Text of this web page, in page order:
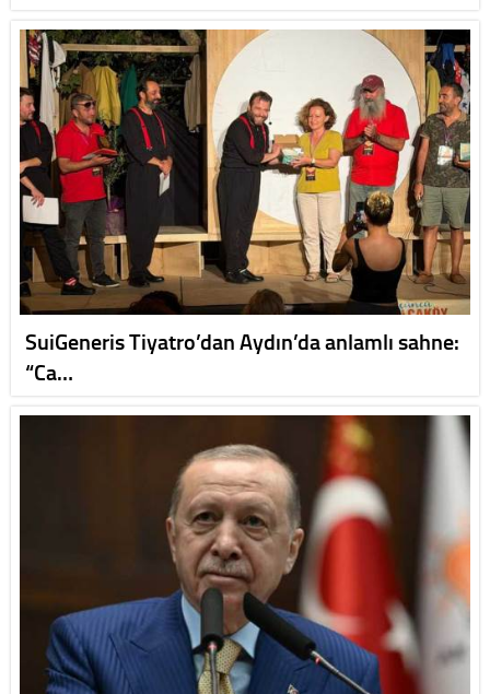
SuiGeneris Tiyatro’dan Aydın’da anlamlı sahne:
“Ca…